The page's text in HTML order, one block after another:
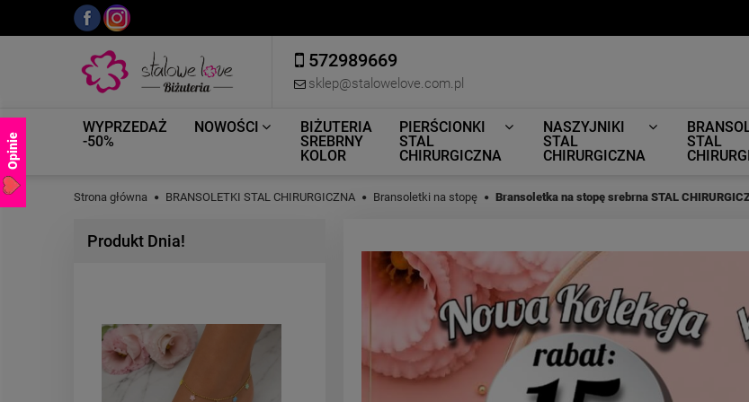
572989669
sklep@stalowelove.com.pl
WYPRZEDAŻ
-50%
NOWOŚCI
BIŻUTERIA
SREBRNY
KOLOR
PIERŚCIONKI
STAL
CHIRURGICZNA
NASZYJNIKI
STAL
CHIRURGICZNA
STAL
Strona główna BRANSOLETKI STAL CHIRURGICZNA Bransoletki na stopę Bransoletka na stopę srebrna STAL
Produkt Dnia!
Opinie